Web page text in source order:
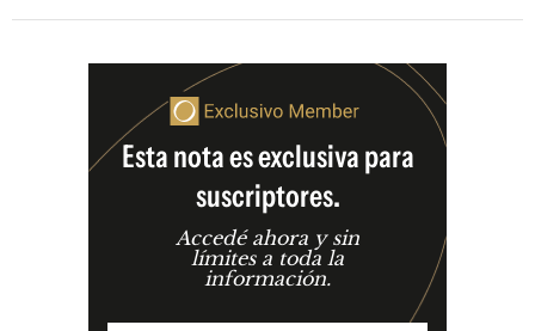
Esta nota es exclusiva para
suscriptores.
Accedé ahora y sin
límites a toda la
información.